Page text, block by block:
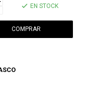
EN STOCK